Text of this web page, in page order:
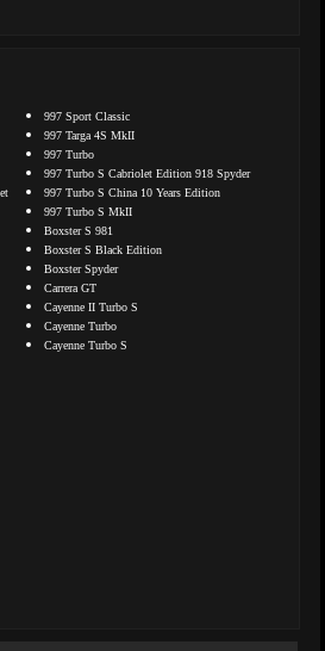
997 Sport Classic
997 Targa 4S MkII
997 Turbo
997 Turbo S Cabriolet Edition 918 Spyder
997 Turbo S China 10 Years Edition
997 Turbo S MkII
Boxster S 981
Boxster S Black Edition
Boxster Spyder
Carrera GT
Cayenne II Turbo S
Cayenne Turbo
Cayenne Turbo S